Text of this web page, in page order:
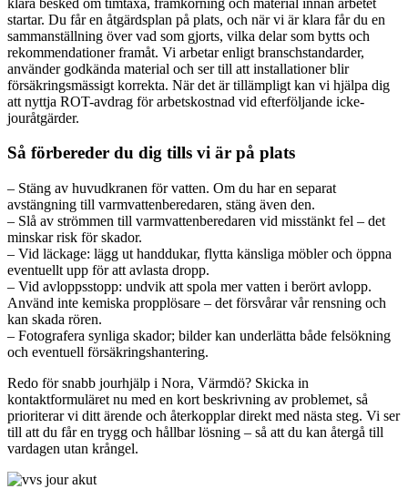
startar. Du får en åtgärdsplan på plats, och när vi är klara får du en
sammanställning över vad som gjorts, vilka delar som bytts och
rekommendationer framåt. Vi arbetar enligt branschstandarder,
använder godkända material och ser till att installationer blir
försäkringsmässigt korrekta. När det är tillämpligt kan vi hjälpa dig
att nyttja ROT-avdrag för arbetskostnad vid efterföljande icke-
jouråtgärder.
Så förbereder du dig tills vi är på plats
– Stäng av huvudkranen för vatten. Om du har en separat
avstängning till varmvattenberedaren, stäng även den.
– Slå av strömmen till varmvattenberedaren vid misstänkt fel – det
minskar risk för skador.
– Vid läckage: lägg ut handdukar, flytta känsliga möbler och öppna
eventuellt upp för att avlasta dropp.
– Vid avloppsstopp: undvik att spola mer vatten i berört avlopp.
Använd inte kemiska propplösare – det försvårar vår rensning och
kan skada rören.
– Fotografera synliga skador; bilder kan underlätta både felsökning
och eventuell försäkringshantering.
Redo för snabb jourhjälp i Nora, Värmdö? Skicka in
kontaktformuläret nu med en kort beskrivning av problemet, så
prioriterar vi ditt ärende och återkopplar direkt med nästa steg. Vi ser
till att du får en trygg och hållbar lösning – så att du kan återgå till
vardagen utan krångel.